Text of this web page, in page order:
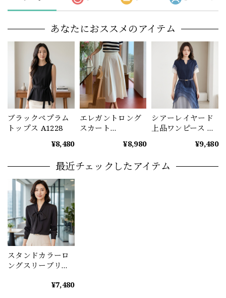
あなたにおススメのアイテム
ブラックペプラム
トップス A1228
¥8,480
エレガントロング
スカート
¥8,980
シアーレイヤード
上品ワンピース レ
ブルー A1234¥9,480
最近チェックしたアイテム
スタンドカラーロ
ングスリーブリボ
（3color） A1126
¥7,480